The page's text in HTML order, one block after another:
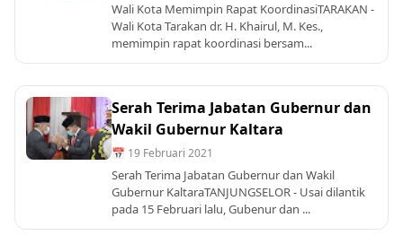
Wali Kota Memimpin Rapat KoordinasiTARAKAN -
Wali Kota Tarakan dr. H. Khairul, M. Kes.,
memimpin rapat koordinasi bersam...
Serah Terima Jabatan Gubernur dan
Wakil Gubernur Kaltara
📅 19 Februari 2021
Serah Terima Jabatan Gubernur dan Wakil
Gubernur KaltaraTANJUNGSELOR - Usai dilantik
pada 15 Februari lalu, Gubenur dan ...